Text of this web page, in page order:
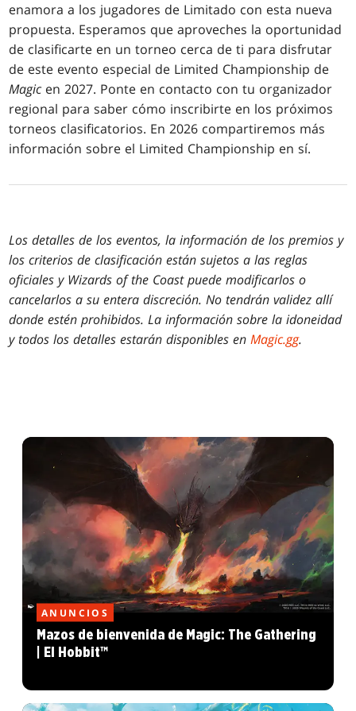
enamora a los jugadores de Limitado con esta nueva
propuesta. Esperamos que aproveches la oportunidad
de clasificarte en un torneo cerca de ti para disfrutar
de este evento especial de Limited Championship de
Magic en 2027. Ponte en contacto con tu organizador
regional para saber cómo inscribirte en los próximos
torneos clasificatorios. En 2026 compartiremos más
información sobre el Limited Championship en sí.
Los detalles de los eventos, la información de los premios y
los criterios de clasificación están sujetos a las reglas
oficiales y Wizards of the Coast puede modificarlos o
cancelarlos a su entera discreción. No tendrán validez allí
donde estén prohibidos. La información sobre la idoneidad
y todos los detalles estarán disponibles enMagic.gg.
ANUNCIOS
Mazos de bienvenida de Magic: The Gathering
| El Hobbit™